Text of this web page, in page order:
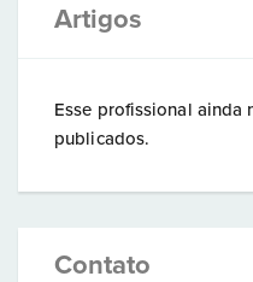
Artigos
Esse profissional ainda
publicados.
Contato